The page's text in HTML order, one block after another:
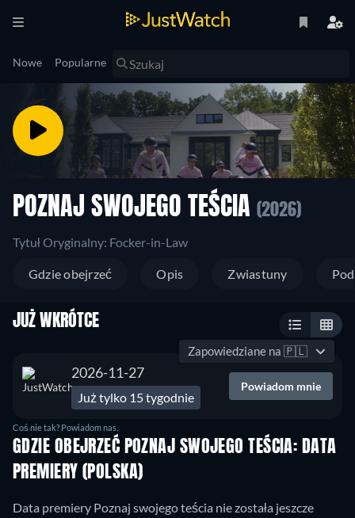
Nowe Popularne
POZNAJ SWOJEGO TEŚCIA (2026)
Tytuł Oryginalny: Focker-in-Law
Gdzie obejrzeć Opis Zwiastuny
JUŻ WKRÓTCE
Zapowiedziane na 🇵🇱
2026-11-27
Już tylko 15 tygodnie
Powiadom mnie
Coś nie tak? Powiadom nas.
GDZIE OBEJRZEĆ POZNAJ SWOJEGO TEŚCIA: DATA
PREMIERY (POLSKA)
Data premiery Poznaj swojego teścia nie została jeszcze